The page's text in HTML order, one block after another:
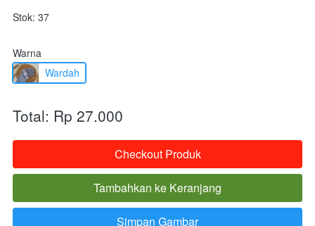
Stok: 37
Warna
Wardah
Total: Rp 27.000
`
Checkout Produk
`
Tambahkan ke Keranjang
`
Simpan Gambar